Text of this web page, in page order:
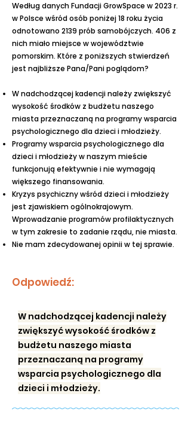
Według danych Fundacji GrowSpace w 2023 r.
w Polsce wśród osób poniżej 18 roku życia
odnotowano 2139 prób samobójczych. 406 z
nich miało miejsce w województwie
pomorskim. Które z poniższych stwierdzeń
jest najbliższe Pana/Pani poglądom?
W nadchodzącej kadencji należy zwiększyć
wysokość środków z budżetu naszego
miasta przeznaczaną na programy wsparcia
psychologicznego dla dzieci i młodzieży.
Programy wsparcia psychologicznego dla
dzieci i młodzieży w naszym mieście
funkcjonują efektywnie i nie wymagają
większego finansowania.
Kryzys psychiczny wśród dzieci i młodzieży
jest zjawiskiem ogólnokrajowym.
Wprowadzanie programów profilaktycznych
w tym zakresie to zadanie rządu, nie miasta.
Nie mam zdecydowanej opinii w tej sprawie.
Odpowiedź:
W nadchodzącej kadencji należy
zwiększyć wysokość środków z
budżetu naszego miasta
przeznaczaną na programy
wsparcia psychologicznego dla
dzieci i młodzieży.